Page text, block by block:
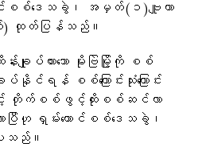
ာင်စစ်ဒေသခွဲ၊ အမှတ်(၁)ဗျူဟာ
ထုတ်ပြန်သည်။
ျုပ်ထားသော မိုးဗြဲမြို့ကို စစ်
င်ရန် စစ်ကြောင်းသုံးကြောင်း
ြင့် တိုက်စစ်ဖွင့်ထိုးစစ်ဆင်လာ
ပြီဟု ရှမ်းတောင်စစ်ဒေသခွဲ၊
သည်။